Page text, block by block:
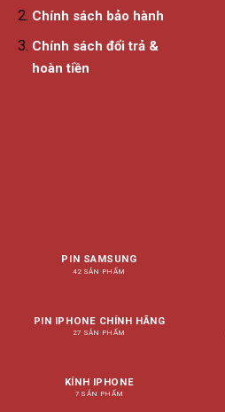
Chính sách bảo hành
Chính sách đổi trả &
hoàn tiền
PIN SAMSUNG
42 SẢN PHẨM
PIN IPHONE CHÍNH HÃNG
27 SẢN PHẨM
KÍNH IPHONE
7 SẢN PHẨM